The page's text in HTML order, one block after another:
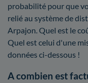
probabilité pour que
relié au système de
Arpajon. Quel est le
Quel est celui d'une
données ci-dessous !
A combien est